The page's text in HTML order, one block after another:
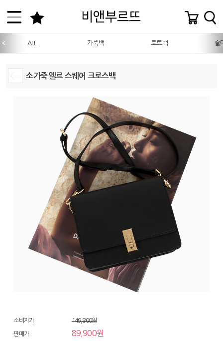
ALL 가죽백 토트백 숄
소가죽 엘르 스퀘어 크로스백
소비자가 149,800원
판매가 89,900원